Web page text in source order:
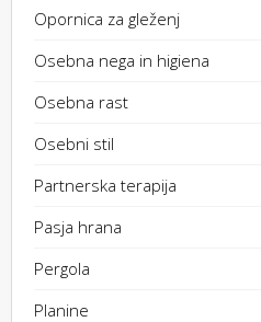
Opornica za gleženj
Osebna nega in higiena
Osebna rast
Osebni stil
Partnerska terapija
Pasja hrana
Pergola
Planine